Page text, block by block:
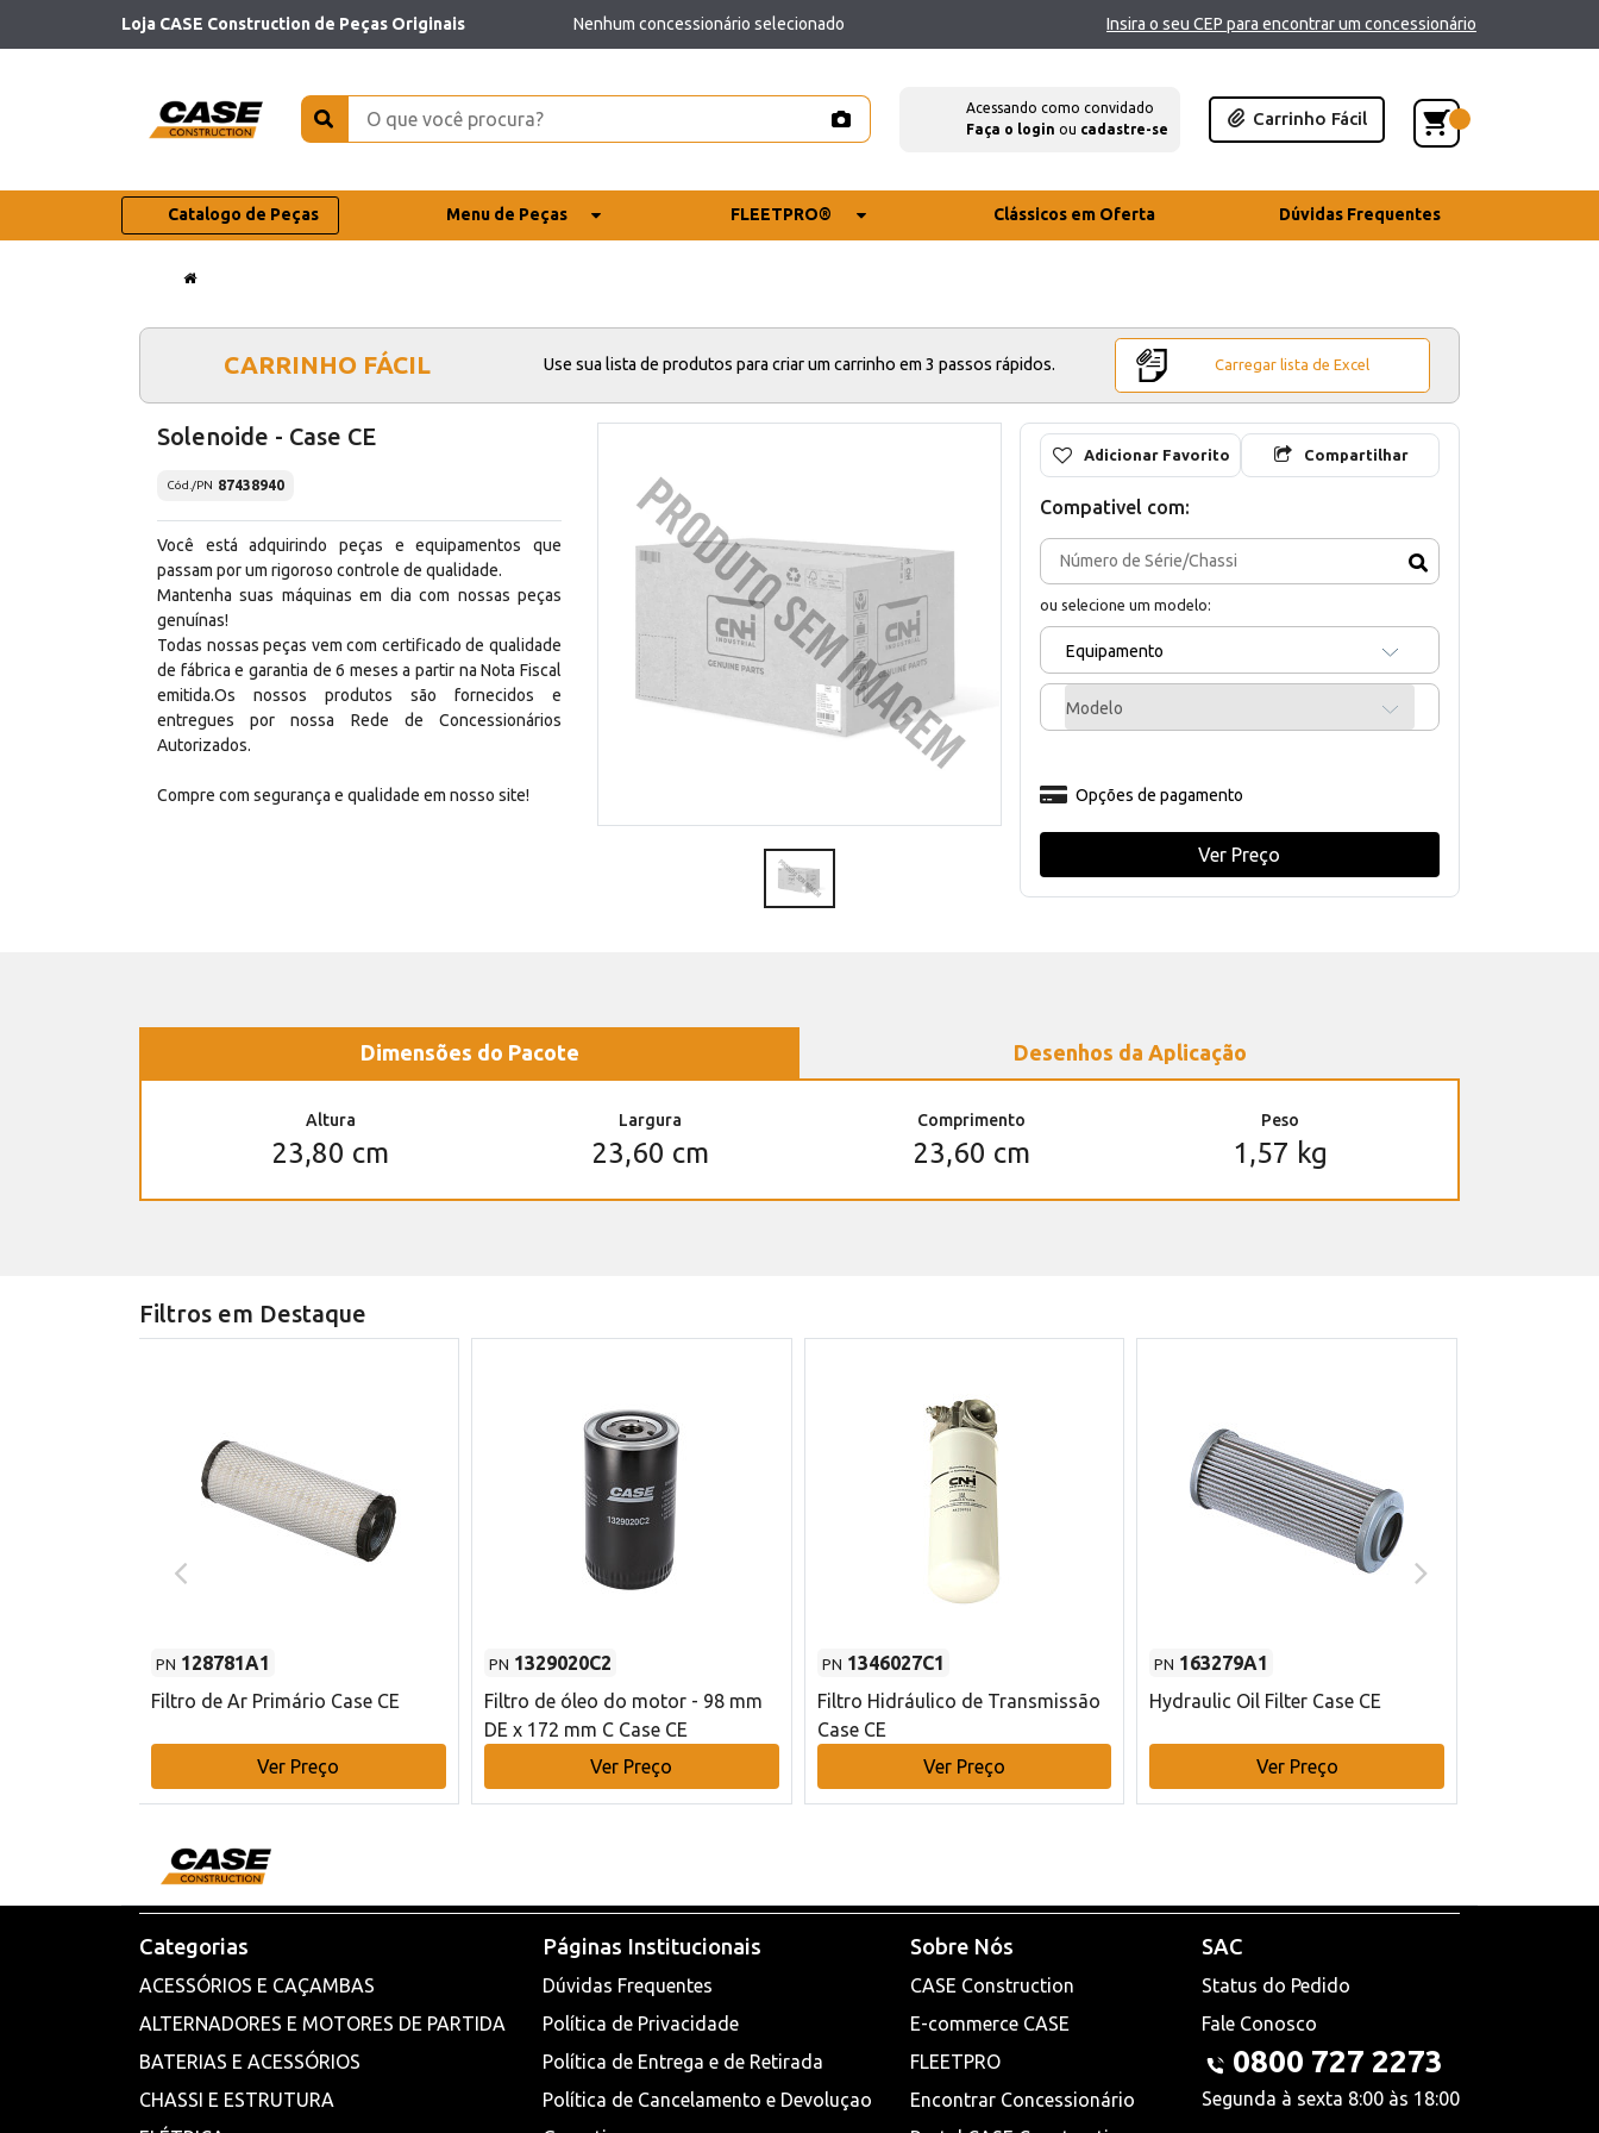
Loja CASE Construction de Peças Originais Nenhum concessionário selecionado Insira o seu CEP para encontrar um concessionário
Acessando como convidado
Faça o login ou cadastre-se
Carrinho Fácil
Catalogo de Peças Menu de Peças FLEETPRO® Clássicos em Oferta Dúvidas Frequentes
CARRINHO FÁCIL Use sua lista de produtos para criar um carrinho em 3 passos rápidos. Carregar lista de Excel
Solenoide - Case CE
Cód./PN 87438940
Você está adquirindo peças e equipamentos que
passam por um rigoroso controle de qualidade.
Mantenha suas máquinas em dia com nossas peças
genuínas!
Todas nossas peças vem com certificado de qualidade
de fábrica e garantia de 6 meses a partir na Nota Fiscal
emitida.Os nossos produtos são fornecidos e
entregues por nossa Rede de Concessionários
Autorizados.
Compre com segurança e qualidade em nosso site!
Adicionar Favorito Compartilhar
Compativel com:
ou selecione um modelo:
Equipamento
Modelo
Opções de pagamento
Ver Preço
Dimensões do Pacote Desenhos da Aplicação
Altura
23,80 cm
Largura
23,60 cm
Comprimento
23,60 cm
Peso
1,57 kg
Filtros em Destaque
PN 128781A1
Filtro de Ar Primário Case CE
Ver Preço
PN 1329020C2
Filtro de óleo do motor - 98 mm
DE x 172 mm C Case CE
Ver Preço
PN 1346027C1
Filtro Hidráulico de Transmissão
Case CE
Ver Preço
PN 163279A1
Hydraulic Oil Filter Case CE
Ver Preço
Categorias
ACESSÓRIOS E CAÇAMBAS
ALTERNADORES E MOTORES DE PARTIDA
BATERIAS E ACESSÓRIOS
CHASSI E ESTRUTURA
Páginas Institucionais
Dúvidas Frequentes
Política de Privacidade
Política de Entrega e de Retirada
Política de Cancelamento e Devoluçao
Sobre Nós
CASE Construction
E-commerce CASE
FLEETPRO
Encontrar Concessionário
SAC
Status do Pedido
Fale Conosco
0800 727 2273
Segunda à sexta 8:00 às 18:00